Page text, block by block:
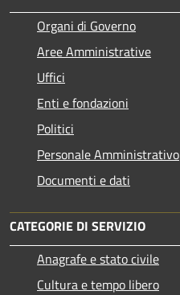
Organi di Governo
Aree Amministrative
Uffici
Enti e fondazioni
Politici
Personale Amministrativo
Documenti e dati
CATEGORIE DI SERVIZIO
Anagrafe e stato civile
Cultura e tempo libero